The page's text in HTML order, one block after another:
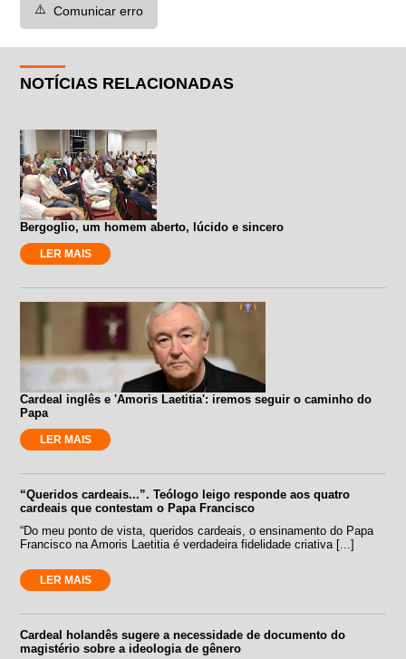
⚠️ Comunicar erro
NOTÍCIAS RELACIONADAS
Bergoglio, um homem aberto, lúcido e sincero
LER MAIS
Cardeal inglês e 'Amoris Laetitia': iremos seguir o caminho do
Papa
LER MAIS
“Queridos cardeais...”. Teólogo leigo responde aos quatro
cardeais que contestam o Papa Francisco
“Do meu ponto de vista, queridos cardeais, o ensinamento do Papa
Francisco na Amoris Laetitia é verdadeira fidelidade criativa [...]
LER MAIS
Cardeal holandês sugere a necessidade de documento do
magistério sobre a ideologia de gênero